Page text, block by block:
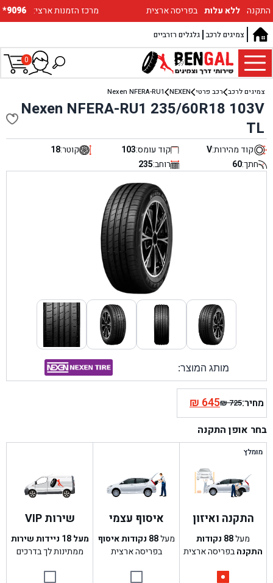
*9096 :מרכז הזמנות ארצי התקנה ללא עלות בפריסה ארצית
גלגלים רזרביים צמיגים לרכב
0
צמיגים לרכב רכב פרטי NEXEN
Nexen NFERA-RU1
Nexen NFERA-RU1 235/60R18 103V
TL
קוד מהירות:V קוד עומס:103 קוטר:18
חתך:60 רוחב:235
מותג המוצר:
מחיר: ₪725
המחיר
המקורי
היה:
₪645המחיר
הנוכחי
הוא:
בחר אופן התקנה
מומלץ
התקנה ואיזון
מעל88 נקודות
התקנהבפריסה ארצית
איסוף עצמי
מעל88 נקודות איסוף
בפריסה ארצית
שירות VIP
מעל 18 ניידות שירות
ממתינות לך בדרכים